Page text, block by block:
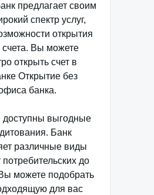
предлагает своим
спектр услуг,
открытия
счета. Вы можете
открыть счет в
Открытие без
банка.
доступны выгодные
Банк
различные виды
потребительских до
можете подобрать
для вас